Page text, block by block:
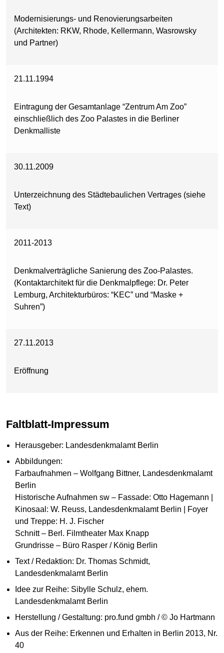
Modernisierungs- und Renovierungsarbeiten
(Architekten: RKW, Rhode, Kellermann, Wasrowsky
und Partner)
21.11.1994
Eintragung der Gesamtanlage “Zentrum Am Zoo”
einschließlich des Zoo Palastes in die Berliner
Denkmalliste
30.11.2009
Unterzeichnung des Städtebaulichen Vertrages (siehe
Text)
2011-2013
Denkmalverträgliche Sanierung des Zoo-Palastes.
(Kontaktarchitekt für die Denkmalpflege: Dr. Peter
Lemburg, Architekturbüros: “KEC” und “Maske +
Suhren”)
27.11.2013
Eröffnung
Faltblatt-Impressum
Herausgeber: Landesdenkmalamt Berlin
Abbildungen:
Farbaufnahmen – Wolfgang Bittner, Landesdenkmalamt
Berlin
Historische Aufnahmen sw – Fassade: Otto Hagemann |
Kinosaal: W. Reuss, Landesdenkmalamt Berlin | Foyer
und Treppe: H. J. Fischer
Schnitt – Berl. Filmtheater Max Knapp
Grundrisse – Büro Rasper / König Berlin
Text / Redaktion: Dr. Thomas Schmidt,
Landesdenkmalamt Berlin
Idee zur Reihe: Sibylle Schulz, ehem.
Landesdenkmalamt Berlin
Herstellung / Gestaltung: pro.fund gmbh / © Jo Hartmann
Aus der Reihe: Erkennen und Erhalten in Berlin 2013, Nr.
40